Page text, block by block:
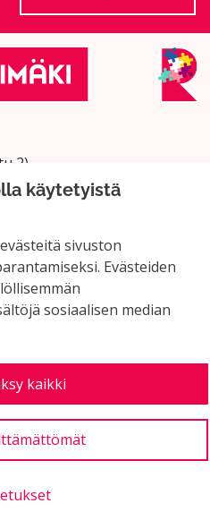
käytetyistä
sivuston
Evästeiden
sosiaalisen median
kaikki
2)
luotuvapaan ohjelmiston